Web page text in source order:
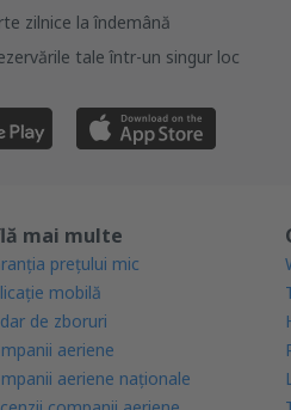
zilnice la îndemână
tale într-un singur loc
mai multe
prețului mic
mobilă
de zboruri
aeriene
aeriene naţionale